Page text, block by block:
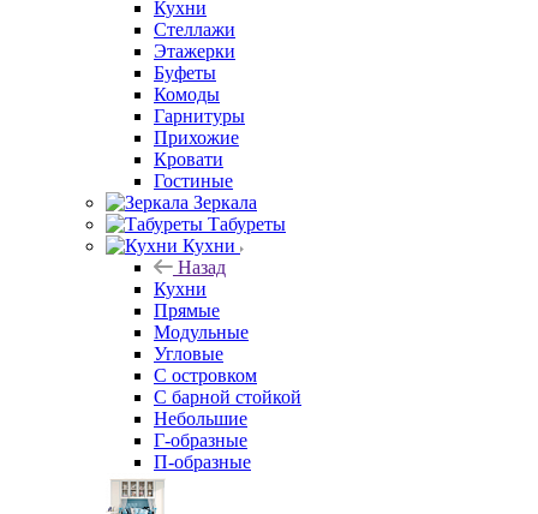
Кухни
Стеллажи
Этажерки
Буфеты
Комоды
Гарнитуры
Прихожие
Кровати
Гостиные
Зеркала
Табуреты
Кухни
Назад
Кухни
Прямые
Модульные
Угловые
С островком
С барной стойкой
Небольшие
Г-образные
П-образные